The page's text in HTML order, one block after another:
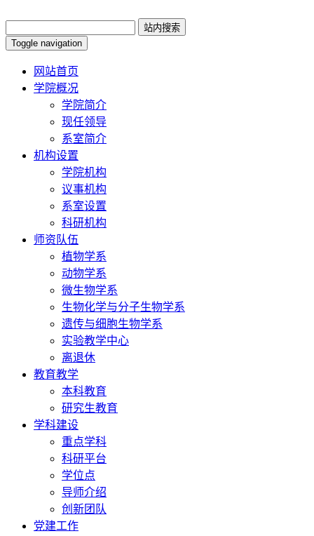
Toggle navigation
网站首页
学院概况
学院简介
现任领导
系室简介
机构设置
学院机构
议事机构
系室设置
科研机构
师资队伍
植物学系
动物学系
微生物学系
生物化学与分子生物学系
遗传与细胞生物学系
实验教学中心
离退休
教育教学
本科教育
研究生教育
学科建设
重点学科
科研平台
学位点
导师介绍
创新团队
党建工作